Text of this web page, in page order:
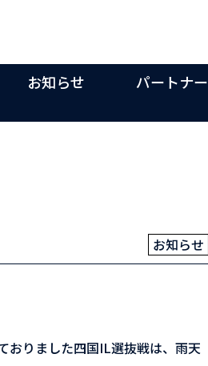
お知らせ パートナー
お知らせ
おりました四国IL選抜戦は、雨天